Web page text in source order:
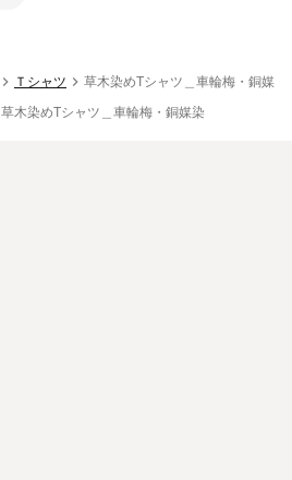
Ｔシャツ
草木染めTシャツ＿車輪梅・銅媒染
草木染めTシャツ＿車輪梅・銅媒染